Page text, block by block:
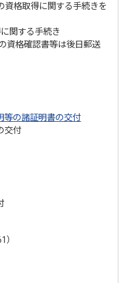
格取得に関する手続きを
関する手続き
資格確認書等は後日郵送
等の諸証明書の交付
交付
）